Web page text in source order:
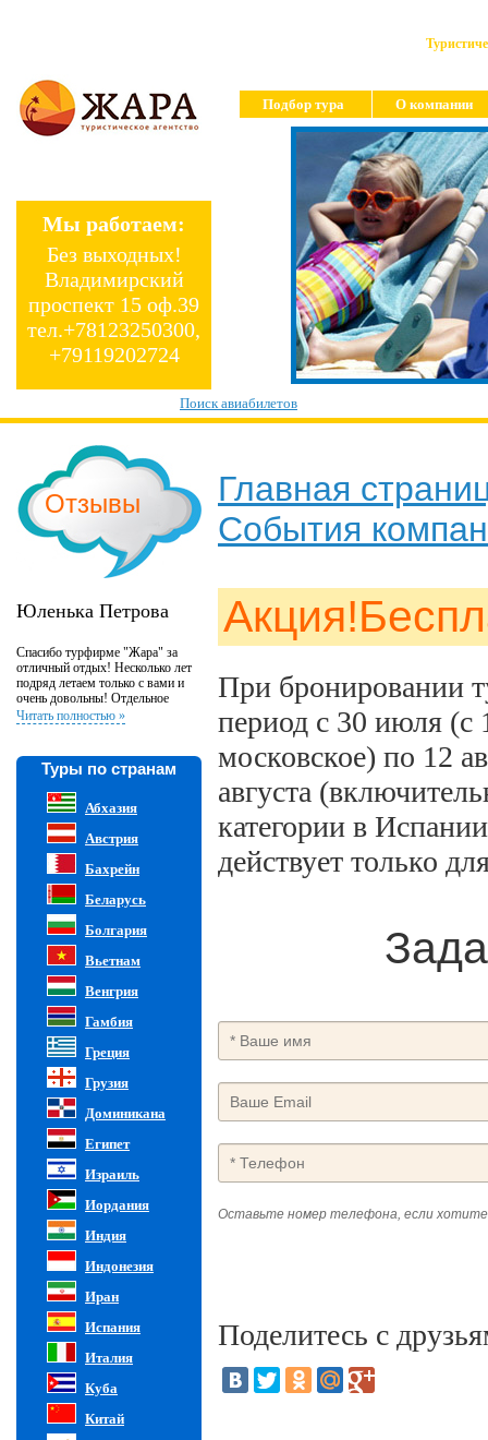
Мы работаем:
Без выходных!
Владимирский
проспект 15 оф.39
тел.+78123250300,
+79119202724
Подбор тура О компании
Поиск авиабилетов
Отзывы
Юленька Петрова
Спасибо турфирме "Жара" за
отличный отдых! Несколько лет
подряд летаем только с вами и
очень довольны! Отдельное
спасибо менеджеру Наталье за
профессиональную работу и
Читать полностью »
Туры по странам
Абхазия
Австрия
Бахрейн
Беларусь
Болгария
Вьетнам
Венгрия
Гамбия
Греция
Грузия
Доминикана
Египет
Израиль
Иордания
Индия
Индонезия
Иран
Испания
Италия
Куба
Китай
Главная
События
При
период с 30 июля (с
московское) по 12
августа
категории в
действует только
Оставьте номер телефона, если
Поделитесь с